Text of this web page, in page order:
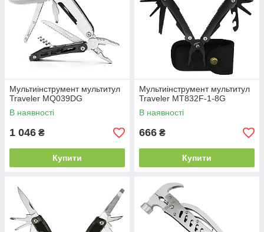
Мультиінструмент мультитул
Traveler MQ039DG
В наявності
1 046 ₴
Купити
Мультиінструмент мультитул
Traveler MT832F-1-8G
В наявності
666 ₴
Купити